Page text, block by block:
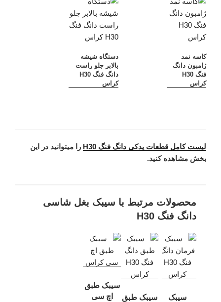
کاسه نمد
ژامبون دانگ
فنگ H30
کراس
دستگاه شیشه
بالابر جلو راست
دانگ فنگ H30
کراس
لیست کامل قطعات یدکی دانگ فنگ H30
را میتوانید در این
بخش مشاهده کنید.
محصولات مرتبط با سیبک بغل شاسی
دانگ فنگ H30
سیبک سیبک طبق
سیبک طبق
اچ سی